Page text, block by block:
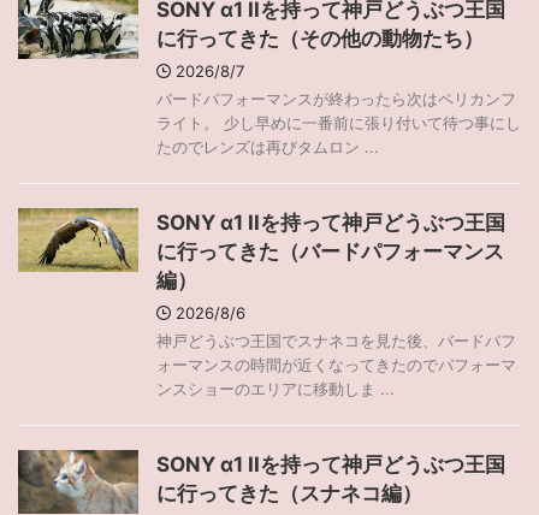
SONY α1 IIを持って神戸どうぶつ王国
に行ってきた（その他の動物たち）
2026/8/7
バードパフォーマンスが終わったら次はペリカンフ
ライト。 少し早めに一番前に張り付いて待つ事にし
たのでレンズは再びタムロン ...
SONY α1 IIを持って神戸どうぶつ王国
に行ってきた（バードパフォーマンス
編）
2026/8/6
神戸どうぶつ王国でスナネコを見た後、バードパフ
ォーマンスの時間が近くなってきたのでパフォーマ
ンスショーのエリアに移動しま ...
SONY α1 IIを持って神戸どうぶつ王国
に行ってきた（スナネコ編）